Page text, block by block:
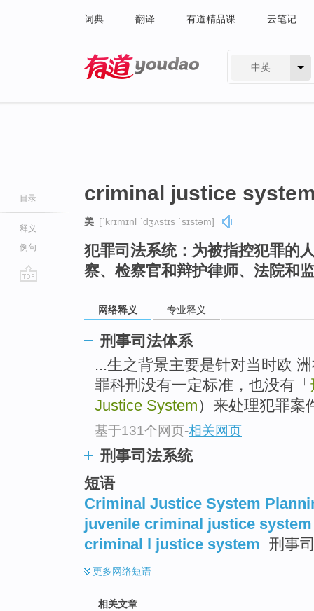
词典 翻译 有道精品课 云笔记
中英
目录
释义
例句
criminal justice
美 [ˈkrɪmɪnl ˈdʒʌstɪs ˈsɪstəm]
犯罪司法系统：为被指控犯罪的
察、检察官和辩护律师、法院和
网络释义 专业释义
刑事司法体系
...生之背景主要是针对当时欧
罪科刑没有一定标准，也没有「
Justice System）来处理犯罪案
基于131个网页-相关网页
刑事司法系统
短语
Criminal Justice System
juvenile criminal justice system
criminal l justice system 刑事
更多网络短语
相关文章